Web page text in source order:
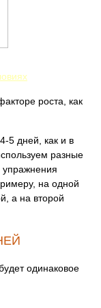
роста, как
5 дней, как и в
разные
упражнения
на одной
а на второй
одинаковое